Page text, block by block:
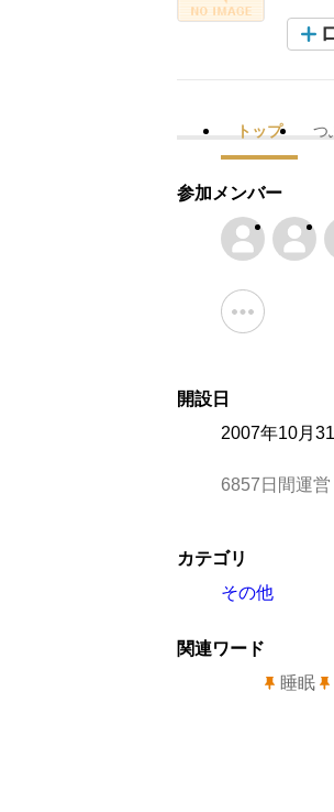
トップ つ
参加メンバー
開設日
2007年10月
6857日間運営
カテゴリ
その他
関連ワード
睡眠